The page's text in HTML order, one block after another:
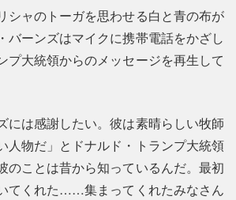
シャのトーガを思わせる白と青の布が
バーンズはマイクに携帯電話をかざし
プ大統領からのメッセージを再生して
には感謝したい。彼は素晴らしい牧師
人物だ」とドナルド・トランプ大統領
のことは昔から知っているんだ。最初
てくれた……集まってくれたみなさん